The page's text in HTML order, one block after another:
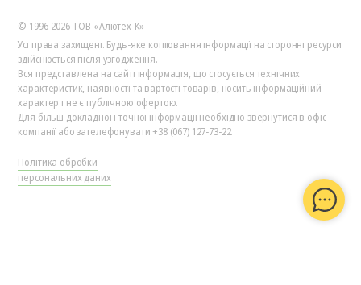
© 1996-2026 ТОВ «Алютех‑К»
Усі права захищені. Будь-яке копіювання інформації на сторонні ресурси
здійснюється після узгодження.
Вся представлена на сайті інформація, що стосується технічних
характеристик, наявності та вартості товарів, носить інформаційний
характер і не є публічною офертою.
Для більш докладної і точної інформації необхідно звернутися в офіс
компанії або зателефонувати +38 (067) 127-73-22.
Політика обробки
персональних даних